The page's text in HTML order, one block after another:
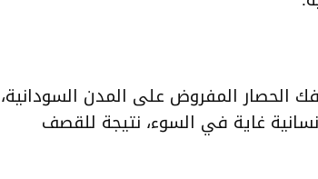
الحصار المفروض على المدن السودانية،
غاية في السوء، نتيجة للقصف